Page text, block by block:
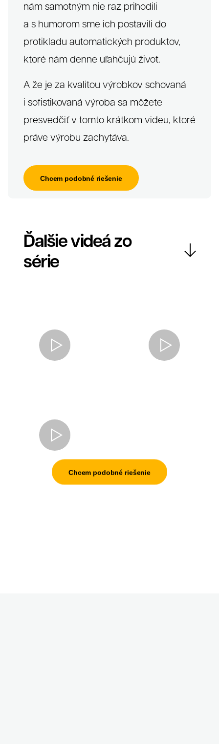
nám samotným nie raz prihodili
a s humorom sme ich postavili do
protikladu automatických produktov,
ktoré nám denne uľahčujú život.
A že je za kvalitou výrobkov schovaná
i sofistikovaná výroba sa môžete
presvedčiť v tomto krátkom videu, ktoré
práve výrobu zachytáva.
Chcem podobné riešenie
Ďalšie videá zo
série
Chcem podobné riešenie
Antispamová ochrana
napíšte číslicami "tridvajedna":